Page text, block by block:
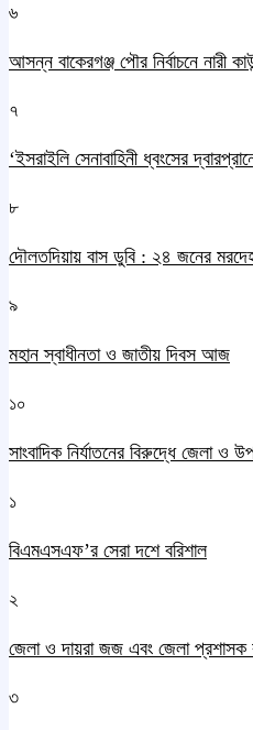
৬
আসন্ন বাকেরগঞ্জ পৌর নির্বাচনে নারী
৭
‘ইসরাইলি সেনাবাহিনী ধ্বংসের
৮
দৌলতদিয়ায় বাস ডুবি : ২৪ জনের
৯
মহান স্বাধীনতা ও জাতীয় দিবস আজ
১০
সাংবাদিক নির্যাতনের বিরুদ্ধে জেলা ও
১
বিএমএসএফ’র সেরা দশে বরিশাল
২
জেলা ও দায়রা জজ এবং জেলা প্রশাসক
৩